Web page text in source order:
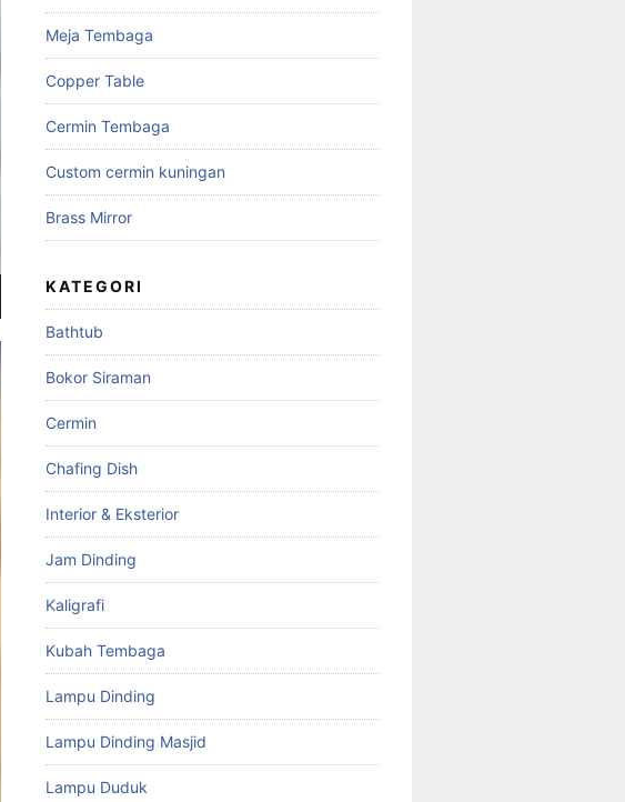
Meja Tembaga
Copper Table
Cermin Tembaga
Custom cermin kuningan
Brass Mirror
KATEGORI
Bathtub
Bokor Siraman
Cermin
Chafing Dish
Interior & Eksterior
Jam Dinding
Kaligrafi
Kubah Tembaga
Lampu Dinding
Lampu Dinding Masjid
Lampu Duduk